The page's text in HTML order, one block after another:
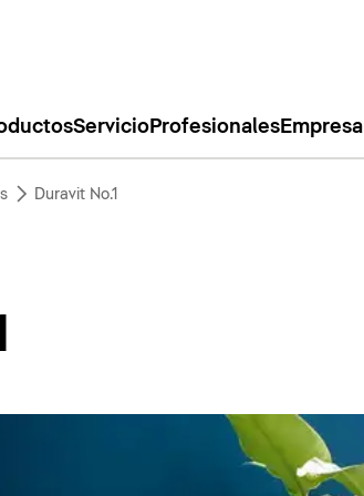
ServicioProfesionalesEmpresa
Duravit No.1